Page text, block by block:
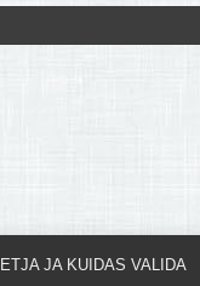
JA KUIDAS VALIDA